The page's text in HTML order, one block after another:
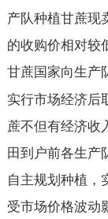
产队种植甘蔗现
的收购价相对较
甘蔗国家向生产
实行市场经济后
蔗不但有经济收
田到户前各生产
自主规划种植，
受市场价格波动